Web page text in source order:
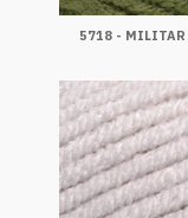
5718 - MILITAR